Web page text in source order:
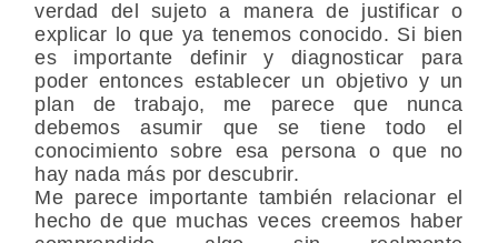
verdad del sujeto a manera de justificar o
explicar lo que ya tenemos conocido. Si bien
es importante definir y diagnosticar para
poder entonces establecer un objetivo y un
plan de trabajo, me parece que nunca
debemos asumir que se tiene todo el
conocimiento sobre esa persona o que no
hay nada más por descubrir.
Me parece importante también relacionar el
hecho de que muchas veces creemos haber